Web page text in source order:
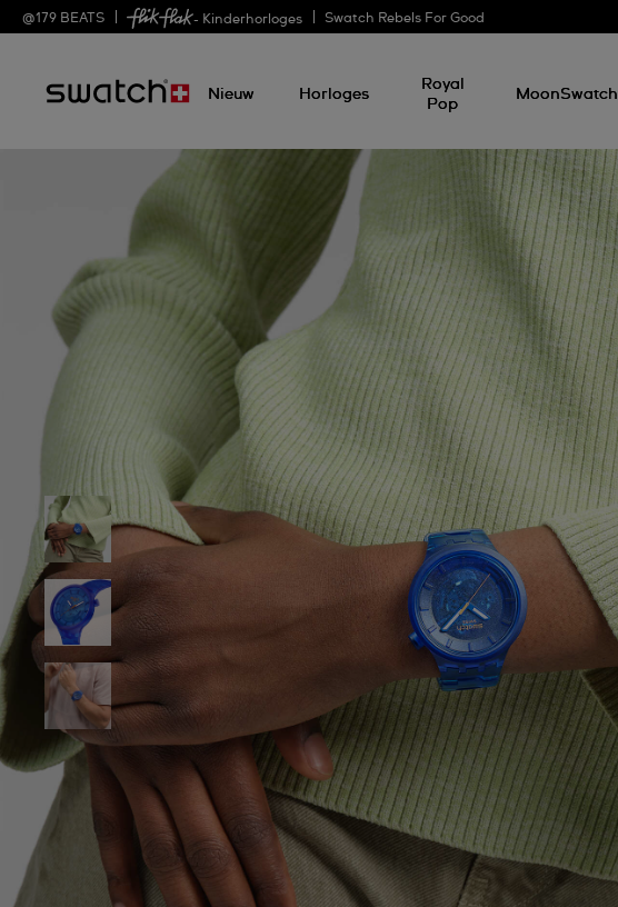
@179 BEATS - Kinderhorloges Swatch Rebels For Good
Nieuw Horloges
Royal
Pop
MoonSwatch